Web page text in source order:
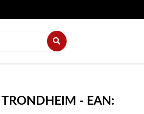
TRONDHEIM - EAN: